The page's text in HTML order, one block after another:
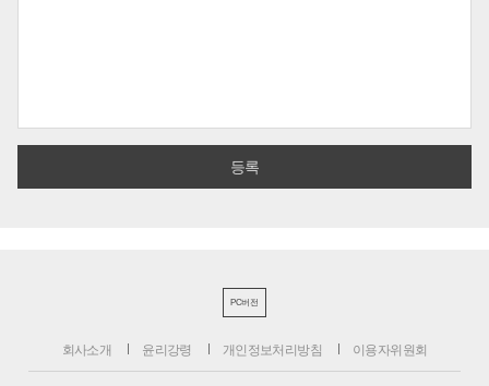
PC버전
회사소개 윤리강령 개인정보처리방침 이용자위원회